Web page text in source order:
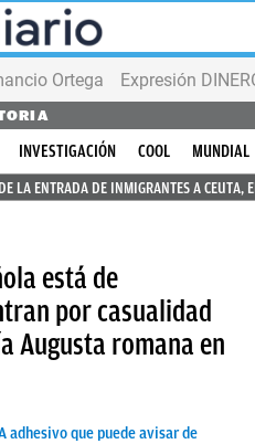
Ortega Expresión
INVESTIGACIÓN COOL
MUNDIAL
LA ENTRADA DE INMIGRANTES A CEUTA,
está de
por casualidad
Augusta romana en
adhesivo que puede avisar de